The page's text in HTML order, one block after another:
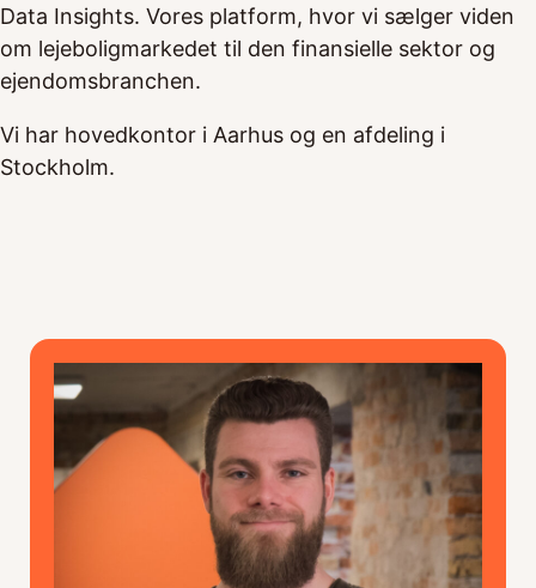
Data Insights. Vores platform, hvor vi sælger viden
om lejeboligmarkedet til den finansielle sektor og
ejendomsbranchen.
Vi har hovedkontor i Aarhus og en afdeling i
Stockholm.